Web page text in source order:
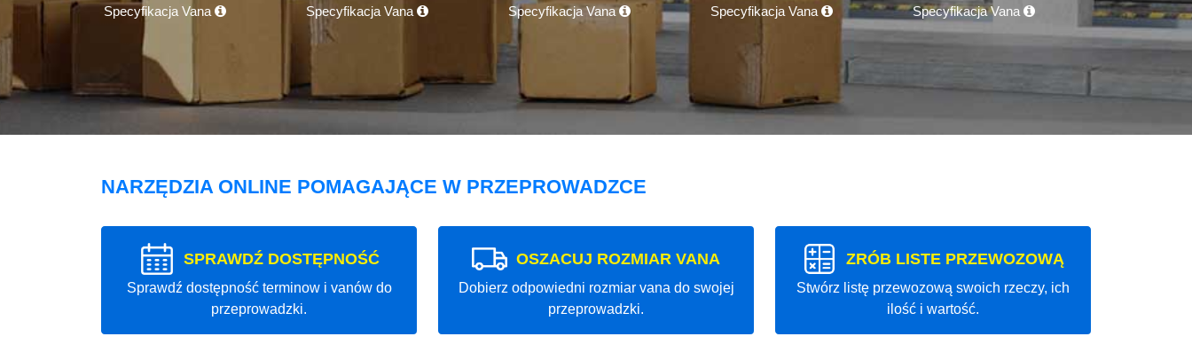
Specyfikacja Vana Specyfikacja Vana Specyfikacja Vana Specyfikacja Vana Specyfikacja Vana
NARZĘDZIA ONLINE POMAGAJĄCE W PRZEPROWADZCE
SPRAWDŹ DOSTĘPNOŚĆ
Sprawdź dostępność terminow i vanów do
przeprowadzki.
OSZACUJ ROZMIAR VANA
Dobierz odpowiedni rozmiar vana do swojej
przeprowadzki.
ZRÓB LISTE PRZEWOZOWĄ
Stwórz listę przewozową swoich rzeczy, ich
ilość i wartość.